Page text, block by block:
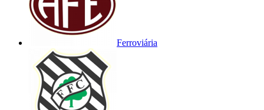
Ferroviária